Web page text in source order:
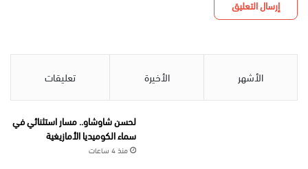
الأشهر الأخيرة تعليقات
لحسن شاوشاو.. مسار استثنائي في
سماء الكوميديا الأمازيغية
منذ 4 ساعات